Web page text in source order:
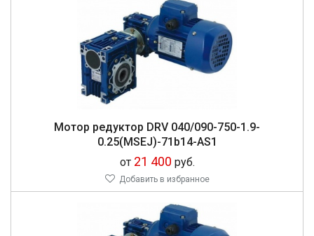
Мо­тор ре­дук­тор DRV 040/090-750-1.9-
0.25(MSEJ)-71b14-AS1
от 21 400 руб.
Добавить в избранное